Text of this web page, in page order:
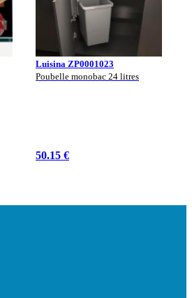
Luisina ZP0001023
Poubelle monobac 24 litres
50.15 €